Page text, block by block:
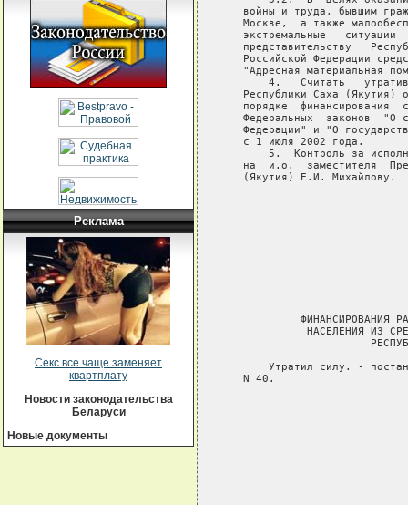
Реклама
Секс все чаще заменяет
квартплату
Новости законодательства
Беларуси
Новые документы